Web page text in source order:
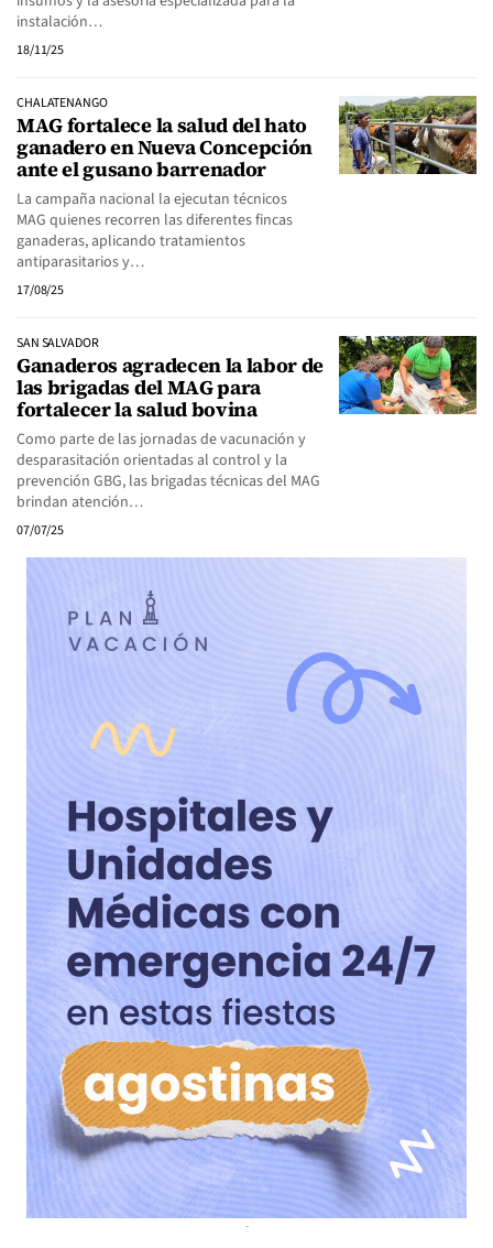
instalación…
18/11/25
CHALATENANGO
MAG fortalece la salud del hato
ganadero en Nueva Concepción
ante el gusano barrenador
La campaña nacional la ejecutan técnicos
MAG quienes recorren las diferentes fincas
ganaderas, aplicando tratamientos
antiparasitarios y…
17/08/25
SAN SALVADOR
Ganaderos agradecen la labor de
las brigadas del MAG para
fortalecer la salud bovina
Como parte de las jornadas de vacunación y
desparasitación orientadas al control y la
prevención GBG, las brigadas técnicas del MAG
brindan atención…
07/07/25